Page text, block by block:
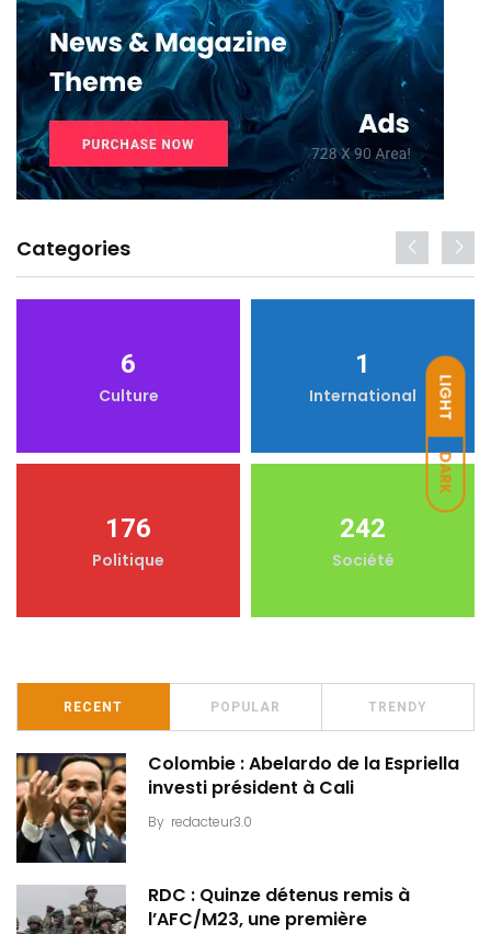
LIGHT
DARK
Categories
6
Culture
1
International
176
Politique
242
Société
RECENT POPULAR TRENDY
Colombie : Abelardo de la Espriella
investi président à Cali
By redacteur3.0
RDC : Quinze détenus remis à
l’AFC/M23, une première